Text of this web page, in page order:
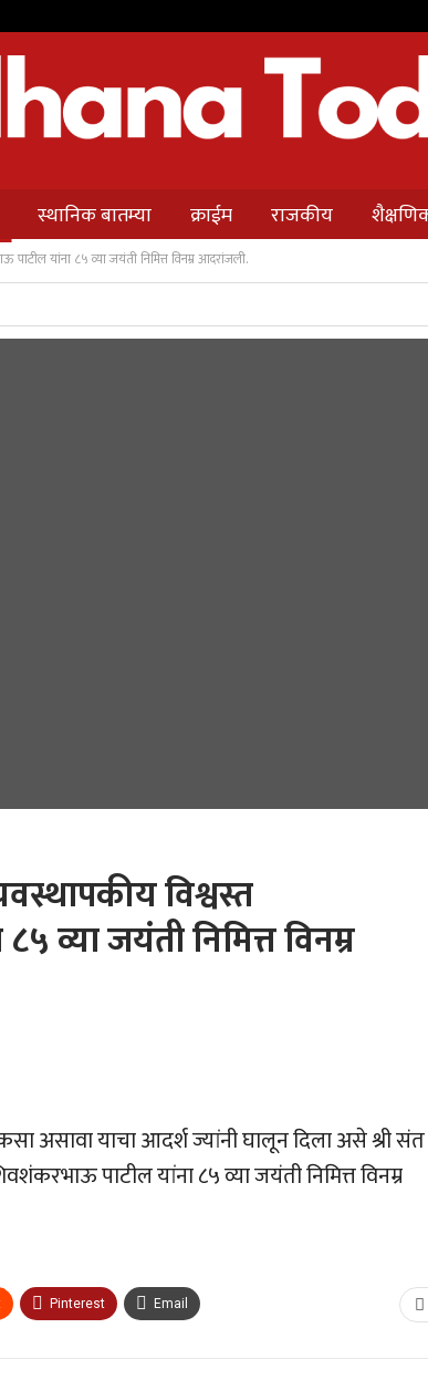
स्थानिक बातम्या क्राईम राजकीय
यांना ८५ व्या जयंती निमित्त विनम्र आदरांजली.
विश्वस्त
व्या जयंती निमित्त विनम्र
असावा याचा आदर्श ज्यांनी घालून दिला असे श्री संत
पाटील यांना ८५ व्या जयंती निमित्त विनम्र
Pinterest Email